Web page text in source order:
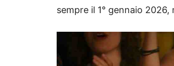
sempre il 1° gennaio